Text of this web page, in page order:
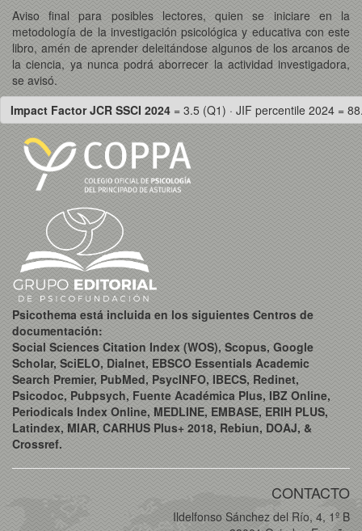
Aviso final para posibles lectores, quien se iniciare en la
metodología de la investigación psicológica y educativa con este
libro, amén de aprender deleitándose algunos de los arcanos de
la ciencia, ya nunca podrá aborrecer la actividad investigadora,
se avisó.
Impact Factor JCR SSCI 2024 = 3.5 (Q1) · JIF percentile 2024 =
Psicothema está incluida en los siguientes Centros de
documentación:
Social Sciences Citation Index (WOS), Scopus, Google
Scholar, SciELO, Dialnet, EBSCO Essentials Academic
Search Premier, PubMed, PsycINFO, IBECS, Redinet,
Psicodoc, Pubpsych, Fuente Académica Plus, IBZ Online,
Periodicals Index Online, MEDLINE, EMBASE, ERIH PLUS,
Latindex, MIAR, CARHUS Plus+ 2018, Rebiun, DOAJ, &
Crossref.
CONTACTO
Ildelfonso Sánchez del Río, 4, 1º B